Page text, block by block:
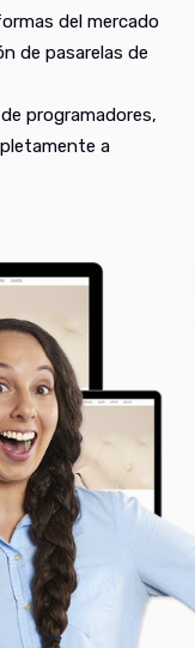
del mercado
de pasarelas de
programadores,
a